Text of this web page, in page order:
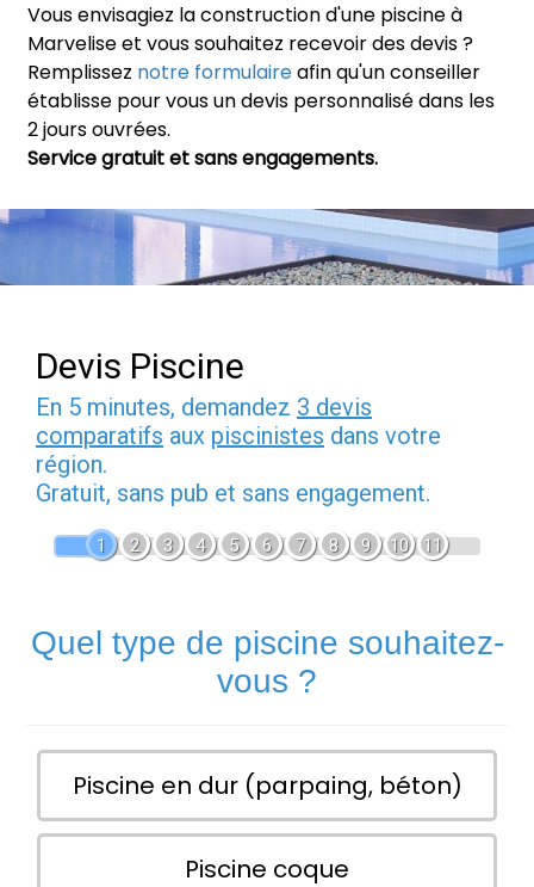
Vous envisagiez la construction d'une piscine à
Marvelise et vous souhaitez recevoir des devis ?
Remplissez notre formulaireafin qu'un conseiller
établisse pour vous un devis personnalisé dans les
2 jours ouvrées.
Service gratuit et sans engagements.
Devis Piscine
En 5 minutes, demandez 3 devis
comparatifs aux piscinistes dans votre
région.
Gratuit, sans pub et sans engagement.
1 2 3 4 5 6 7 8 9 10 11
Quel type de piscine souhaitez-
vous ?
Piscine en dur (parpaing, béton)
Piscine coque